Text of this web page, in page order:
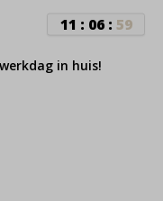
11 : 06: 59
in huis!